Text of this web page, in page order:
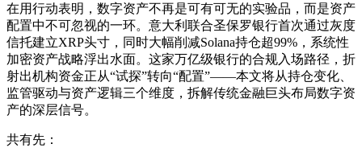
在用行动表明，数字资产不再是可有可无的实验品，而是资产
配置中不可忽视的一环。意大利联合圣保罗银行首次通过灰度
信托建立XRP头寸，同时大幅削减Solana持仓超99%，系统性
加密资产战略浮出水面。这家万亿级银行的合规入场路径，折
射出机构资金正从“试探”转向“配置”——本文将从持仓变化、
监管驱动与资产逻辑三个维度，拆解传统金融巨头布局数字资
产的深层信号。
共有先：